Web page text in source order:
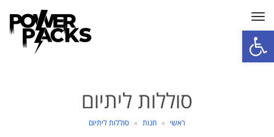
פתח סרגל נגישות
תפריט
סוללות ליתיום
ראשי » חנות » סוללות ליתיום